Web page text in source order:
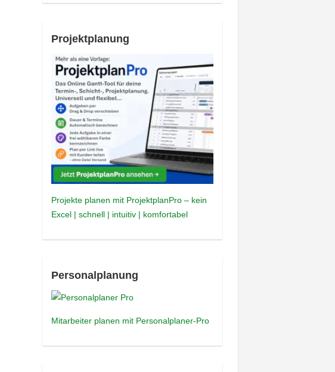
Projektplanung
Projekte planen mit ProjektplanPro – kein
Excel | schnell | intuitiv | komfortabel
Personalplanung
Mitarbeiter planen mit Personalplaner-Pro